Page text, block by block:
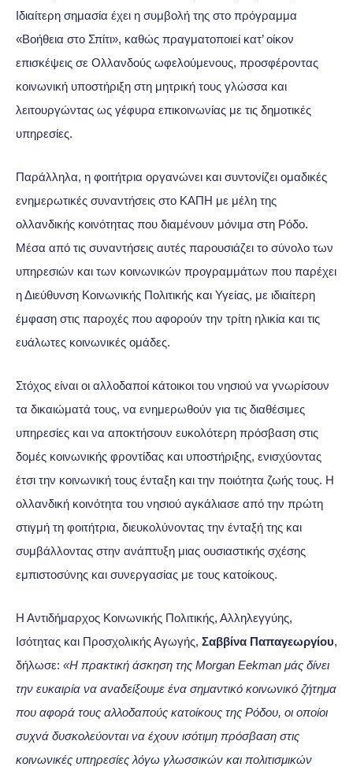
Ιδιαίτερη σημασία έχει η συμβολή της στο πρόγραμμα
«Βοήθεια στο Σπίτι», καθώς πραγματοποιεί κατ’ οίκον
επισκέψεις σε Ολλανδούς ωφελούμενους, προσφέροντας
κοινωνική υποστήριξη στη μητρική τους γλώσσα και
λειτουργώντας ως γέφυρα επικοινωνίας με τις δημοτικές
υπηρεσίες.
Παράλληλα, η φοιτήτρια οργανώνει και συντονίζει ομαδικές
ενημερωτικές συναντήσεις στο ΚΑΠΗ με μέλη της
ολλανδικής κοινότητας που διαμένουν μόνιμα στη Ρόδο.
Μέσα από τις συναντήσεις αυτές παρουσιάζει το σύνολο των
υπηρεσιών και των κοινωνικών προγραμμάτων που παρέχει
η Διεύθυνση Κοινωνικής Πολιτικής και Υγείας, με ιδιαίτερη
έμφαση στις παροχές που αφορούν την τρίτη ηλικία και τις
ευάλωτες κοινωνικές ομάδες.
Στόχος είναι οι αλλοδαποί κάτοικοι του νησιού να γνωρίσουν
τα δικαιώματά τους, να ενημερωθούν για τις διαθέσιμες
υπηρεσίες και να αποκτήσουν ευκολότερη πρόσβαση στις
δομές κοινωνικής φροντίδας και υποστήριξης, ενισχύοντας
έτσι την κοινωνική τους ένταξη και την ποιότητα ζωής τους. Η
ολλανδική κοινότητα του νησιού αγκάλιασε από την πρώτη
στιγμή τη φοιτήτρια, διευκολύνοντας την ένταξή της και
συμβάλλοντας στην ανάπτυξη μιας ουσιαστικής σχέσης
εμπιστοσύνης και συνεργασίας με τους κατοίκους.
Η Αντιδήμαρχος Κοινωνικής Πολιτικής, Αλληλεγγύης,
Ισότητας και Προσχολικής Αγωγής, Σαββίνα Παπαγεωργίου,
δήλωσε: «Η πρακτική άσκηση της Morgan Eekman μάς δίνει
την ευκαιρία να αναδείξουμε ένα σημαντικό κοινωνικό ζήτημα
που αφορά τους αλλοδαπούς κατοίκους της Ρόδου, οι οποίοι
συχνά δυσκολεύονται να έχουν ισότιμη πρόσβαση στις
κοινωνικές υπηρεσίες λόγω γλωσσικών και πολιτισμικών